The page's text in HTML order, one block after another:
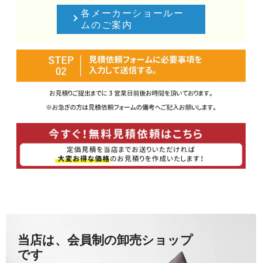
各メーカーショールー
ムのご案内
当店は、会員制の卸売ショップ
です